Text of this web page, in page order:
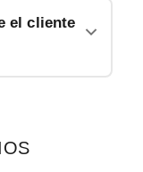
el cliente